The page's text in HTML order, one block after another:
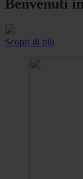
Benvenuti
Scopri di più